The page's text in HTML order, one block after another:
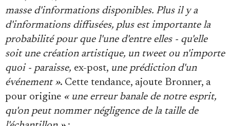
masse d'informations disponibles. Plus il y a
d'informations diffusées, plus est importante la
probabilité pour que l'une d'entre elles - qu'elle
soit une création artistique, un tweet ou n'importe
quoi - paraisse, ex-post, une prédiction d'un
événement ». Cette tendance, ajoute Bronner, a
pour origine « une erreur banale de notre esprit,
qu'on peut nommer négligence de la taille de